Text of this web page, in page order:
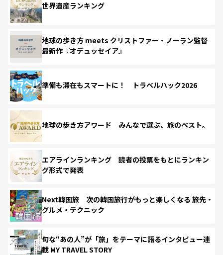
世界遺産ランキング
地球の歩き方 meets クリストファー・ノーラン監督
最新作『オデュッセイア』
準備も滞在もスマートに！ トラベルハック2026
地球の歩き方アワード みんなで選ぶ、旅のベスト。
エアラインランキング 読者の投票をもとにランキン
グ形式で発表
Next韓国旅 次の韓国旅行がもっと楽しくなる 旅先・
グルメ・テクニック
旬な“あの人”が「旅」をテーマに語るインタビュー連
載 MY TRAVEL STORY